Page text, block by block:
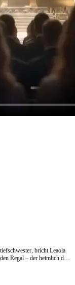
bricht Leaola
Regal – der heimlich der
Er steigt herab,